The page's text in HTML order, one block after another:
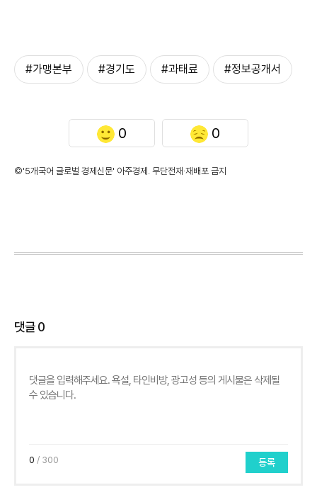
#가맹본부 #경기도 #과태료 #정보공개서
0 0
©'5개국어 글로벌 경제신문' 아주경제. 무단전재·재배포 금지
댓글0
0 / 300 등록